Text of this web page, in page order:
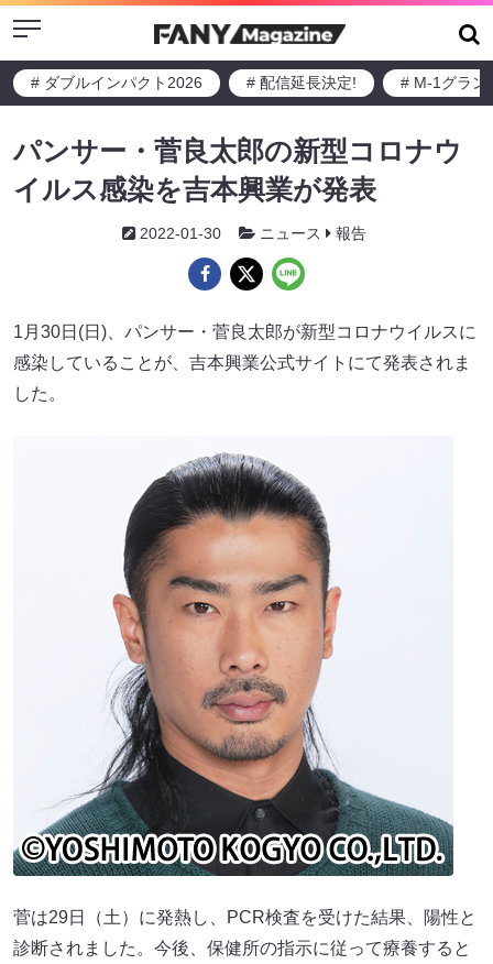
Menu
# ダブルインパクト2026 # 配信延長決定! # M-1グラン
パンサー・菅良太郎の新型コロナウ
イルス感染を吉本興業が発表
2022-01-30 ニュース 報告
1月30日(日)、パンサー・菅良太郎が新型コロナウイルスに
感染していることが、吉本興業公式サイトにて発表されま
した。
菅は29日（土）に発熱し、PCR検査を受けた結果、陽性と
診断されました。今後、保健所の指示に従って療養すると